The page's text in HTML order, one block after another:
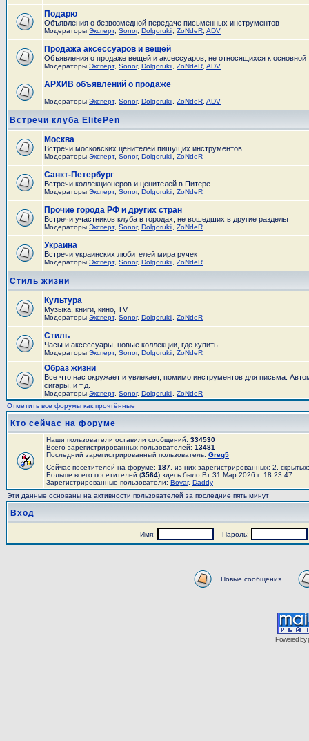
Подарю
Объявления о безвозмедной передаче письменных инструментов
Модераторы Эксперт, Sonor, Dolgorukii ZoNdeR ADV
Продажа аксессуаров и вещей
Объявления о продаже вещей и аксессуаров, не относящихся к
Модераторы Эксперт, Sonor, Dolgorukii ZoNdeR ADV
АРХИВ объявлений о продаже
Модераторы Эксперт, Sonor, Dolgorukii ZoNdeR ADV
Встречи клуба ElitePen
Москва
Встречи московских ценителей пишущих инструментов
Модераторы Эксперт, Sonor, Dolgorukii ZoNdeR
Санкт-Петербург
Встречи коллекционеров и ценителей в Питере
Модераторы Эксперт, Sonor, Dolgorukii ZoNdeR
Прочие города РФ и других стран
Встречи участников клуба в городах, не вошедших в другие разделы
Модераторы Эксперт, Sonor, Dolgorukii ZoNdeR
Украина
Встречи украинских любителей мира ручек
Модераторы Эксперт, Sonor, Dolgorukii ZoNdeR
Стиль жизни
Культура
Музыка, книги, кино, TV
Модераторы Эксперт, Sonor, Dolgorukii ZoNdeR
Стиль
Часы и аксесcуары, новые коллекции, где купить
Модераторы Эксперт, Sonor, Dolgorukii ZoNdeR
Образ жизни
Все что нас окружает и увлекает, помимо инструментов для письма.
сигары, и т.д.
Модераторы Эксперт, Sonor, Dolgorukii ZoNdeR
Отметить все форумы как прочтённые
Кто сейчас на форуме
Наши пользователи оставили сообщений: 334530
Всего зарегистрированных пользователей: 13481
Последний зарегистрированный пользователь: Greg5
Сейчас посетителей на форуме: 187 , из них зарегистрированных: 2,
Больше всего посетителей (3564) здесь было Вт 31 Мар 2026 г. 18:23:47
Зарегистрированные пользователи: Boyar, Daddy
Эти данные основаны на активности пользователей за последние пять минут
Вход
Имя: Пароль:
Новые сообщения
Powered by